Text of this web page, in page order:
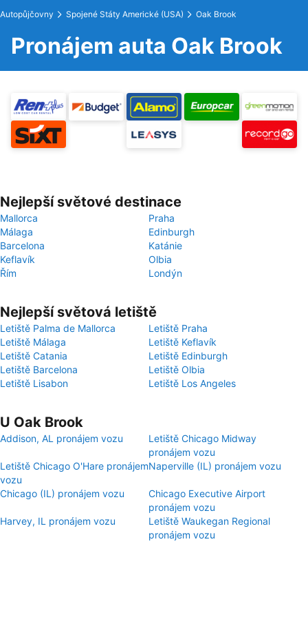
Autopůjčovny Spojené Státy Americké (USA) Oak Brook
Pronájem auta Oak Brook
Nejlepší světové destinace
Mallorca
Praha
Málaga
Edinburgh
Barcelona
Katánie
Keflavík
Olbia
Řím
Londýn
Nejlepší světová letiště
Letiště Palma de Mallorca
Letiště Praha
Letiště Málaga
Letiště Keflavík
Letiště Catania
Letiště Edinburgh
Letiště Barcelona
Letiště Olbia
Letiště Lisabon
Letiště Los Angeles
U Oak Brook
Addison, AL pronájem vozu
Letiště Chicago Midway
pronájem vozu
Letiště Chicago O'Hare pronájem
vozu
Naperville (IL) pronájem vozu
Chicago (IL) pronájem vozu
Chicago Executive Airport
pronájem vozu
Harvey, IL pronájem vozu
Letiště Waukegan Regional
pronájem vozu